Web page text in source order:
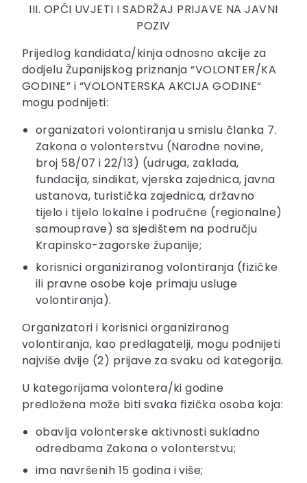
III. OPĆI UVJETI I SADRŽAJ PRIJAVE NA JAVNI
POZIV
Prijedlog kandidata/kinja odnosno akcije za
dodjelu Županijskog priznanja “VOLONTER/KA
GODINE” i “VOLONTERSKA AKCIJA GODINE“
mogu podnijeti:
organizatori volontiranja u smislu članka 7.
Zakona o volonterstvu (Narodne novine,
broj 58/07 i 22/13) (udruga, zaklada,
fundacija, sindikat, vjerska zajednica, javna
ustanova, turistička zajednica, državno
tijelo i tijelo lokalne i područne (regionalne)
samouprave) sa sjedištem na području
Krapinsko-zagorske županije;
korisnici organiziranog volontiranja (fizičke
ili pravne osobe koje primaju usluge
volontiranja).
Organizatori i korisnici organiziranog
volontiranja, kao predlagatelji, mogu podnijeti
najviše dvije (2) prijave za svaku od kategorija.
U kategorijama volontera/ki godine
predložena može biti svaka fizička osoba koja:
obavlja volonterske aktivnosti sukladno
odredbama Zakona o volonterstvu;
ima navršenih 15 godina i više;